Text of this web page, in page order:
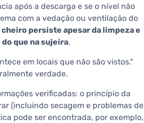
após a descarga e se o nível não
com a vedação ou ventilação do
cheiro persiste apesar da limpeza e
que na sujeira.
em locais que não são vistos."
verdade.
verificadas: o princípio da
(incluindo secagem e problemas de
pode ser encontrada, por exemplo,